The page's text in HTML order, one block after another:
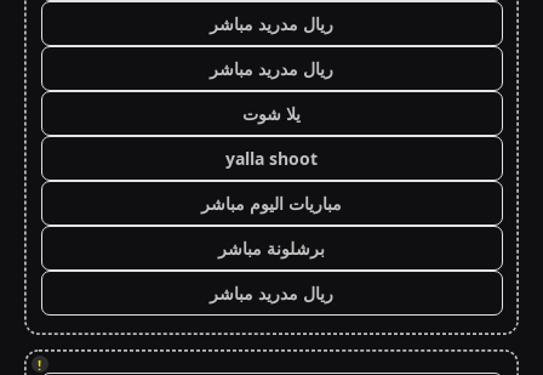
ريال مدريد مباشر
ريال مدريد مباشر
يلا شوت
yalla shoot
مباريات اليوم مباشر
برشلونة مباشر
ريال مدريد مباشر
!